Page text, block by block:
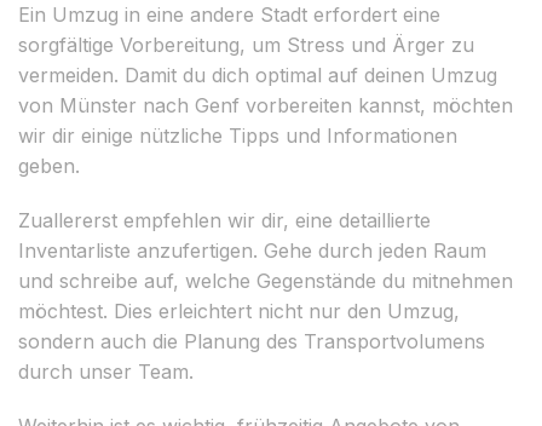
Ein Umzug in eine andere Stadt erfordert eine
sorgfältige Vorbereitung, um Stress und Ärger zu
vermeiden. Damit du dich optimal auf deinen Umzug
von Münster nach Genf vorbereiten kannst, möchten
wir dir einige nützliche Tipps und Informationen
geben.
Zuallererst empfehlen wir dir, eine detaillierte
Inventarliste anzufertigen. Gehe durch jeden Raum
und schreibe auf, welche Gegenstände du mitnehmen
möchtest. Dies erleichtert nicht nur den Umzug,
sondern auch die Planung des Transportvolumens
durch unser Team.